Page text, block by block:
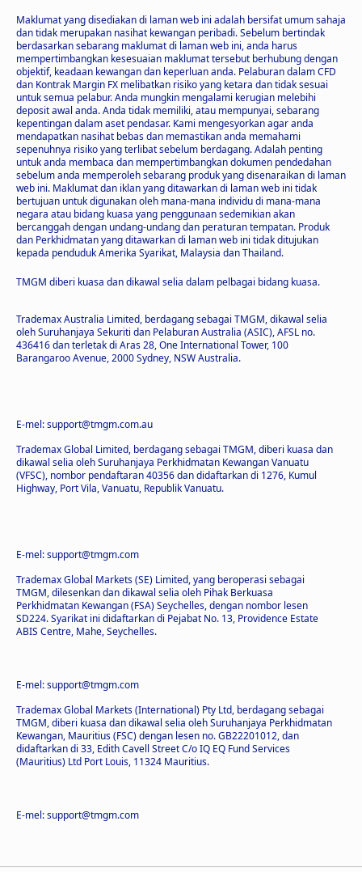
Maklumat yang disediakan di laman web ini adalah bersifat umum sahaja
dan tidak merupakan nasihat kewangan peribadi. Sebelum bertindak
berdasarkan sebarang maklumat di laman web ini, anda harus
mempertimbangkan kesesuaian maklumat tersebut berhubung dengan
objektif, keadaan kewangan dan keperluan anda. Pelaburan dalam CFD
dan Kontrak Margin FX melibatkan risiko yang ketara dan tidak sesuai
untuk semua pelabur. Anda mungkin mengalami kerugian melebihi
deposit awal anda. Anda tidak memiliki, atau mempunyai, sebarang
kepentingan dalam aset pendasar. Kami mengesyorkan agar anda
mendapatkan nasihat bebas dan memastikan anda memahami
sepenuhnya risiko yang terlibat sebelum berdagang. Adalah penting
untuk anda membaca dan mempertimbangkan dokumen pendedahan
sebelum anda memperoleh sebarang produk yang disenaraikan di laman
web ini. Maklumat dan iklan yang ditawarkan di laman web ini tidak
bertujuan untuk digunakan oleh mana-mana individu di mana-mana
negara atau bidang kuasa yang penggunaan sedemikian akan
bercanggah dengan undang-undang dan peraturan tempatan. Produk
dan Perkhidmatan yang ditawarkan di laman web ini tidak ditujukan
kepada penduduk Amerika Syarikat, Malaysia dan Thailand.
TMGM diberi kuasa dan dikawal selia dalam pelbagai bidang kuasa.
Trademax Australia Limited, berdagang sebagai TMGM, dikawal selia
oleh Suruhanjaya Sekuriti dan Pelaburan Australia (ASIC), AFSL no.
436416 dan terletak di Aras 28, One International Tower, 100
Barangaroo Avenue, 2000 Sydney, NSW Australia.
E-mel: support@tmgm.com.au
Trademax Global Limited, berdagang sebagai TMGM, diberi kuasa dan
dikawal selia oleh Suruhanjaya Perkhidmatan Kewangan Vanuatu
(VFSC), nombor pendaftaran 40356 dan didaftarkan di 1276, Kumul
Highway, Port Vila, Vanuatu, Republik Vanuatu.
E-mel: support@tmgm.com
Trademax Global Markets (SE) Limited, yang beroperasi sebagai
TMGM, dilesenkan dan dikawal selia oleh Pihak Berkuasa
Perkhidmatan Kewangan (FSA) Seychelles, dengan nombor lesen
SD224. Syarikat ini didaftarkan di Pejabat No. 13, Providence Estate
ABIS Centre, Mahe, Seychelles.
E-mel: support@tmgm.com
Trademax Global Markets (International) Pty Ltd, berdagang sebagai
TMGM, diberi kuasa dan dikawal selia oleh Suruhanjaya Perkhidmatan
Kewangan, Mauritius (FSC) dengan lesen no. GB22201012, dan
didaftarkan di 33, Edith Cavell Street C/o IQ EQ Fund Services
(Mauritius) Ltd Port Louis, 11324 Mauritius.
E-mel: support@tmgm.com